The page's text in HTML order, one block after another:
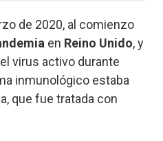
de 2020, al comienzo
en Reino Unido, y
virus activo durante
inmunológico estaba
que fue tratada con